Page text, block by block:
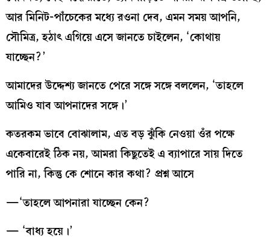
আর মিনিট-পাঁচেকের মধ্যে রওনা দেব, এমন সময় আপনি,
সৌমিত্র, হঠাৎ এগিয়ে এসে জানতে চাইলেন, ‘কোথায়
যাচ্ছেন?’
আমাদের উদ্দেশ্য জানতে পেরে সঙ্গে সঙ্গে বললেন, ‘তাহলে
আমিও যাব আপনাদের সঙ্গে।’
কতরকম ভাবে বোঝালাম, এত বড় ঝুঁকি নেওয়া ওঁর পক্ষে
একেবারেই ঠিক নয়, আমরা কিছুতেই এ ব্যাপারে সায় দিতে
পারি না, কিন্তু কে শোনে কার কথা? প্রশ্ন আসে
—‘তাহলে আপনারা যাচ্ছেন কেন?
— ‘বাধ্য হয়ে।’